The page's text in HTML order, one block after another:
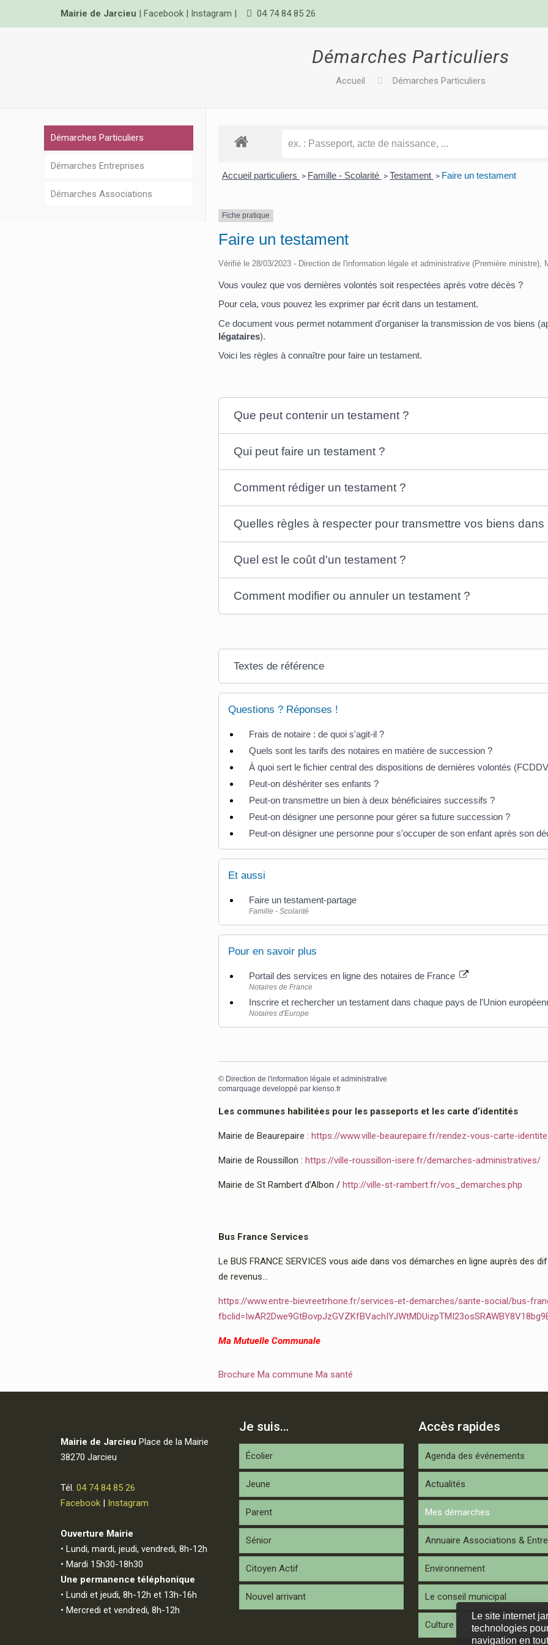
Mairie de Jarcieu | Facebook| Instagram | 04 74 84 85 26
Démarches Particuliers
Accueil Démarches Particuliers
Accueil particuliers > Famille - Scolarité > Testament > Faire un testament
Fiche pratique
Faire un testament
Vérifié le 28/03/2023 - Direction de l'information légale et administrative (Première ministre),
Vous voulez que vos dernières volontés soit respectées après votre décès ?
Pour cela, vous pouvez les exprimer par écrit dans un testament.
Ce document vous permet notamment d'organiser la transmission de vos biens
légataires).
Voici les règles à connaître pour faire un testament.
Que peut contenir un testament ?
Qui peut faire un testament ?
Comment rédiger un testament ?
Quelles règles à respecter pour transmettre vos biens
Quel est le coût d'un testament ?
Comment modifier ou annuler un testament ?
Textes de référence
Questions ? Réponses !
Frais de notaire : de quoi s'agit-il ?
Quels sont les tarifs des notaires en matière de succession ?
À quoi sert le fichier central des dispositions de dernières volontés
Peut-on déshériter ses enfants ?
Peut-on transmettre un bien à deux bénéficiaires successifs ?
Peut-on désigner une personne pour gérer sa future succession ?
Peut-on désigner une personne pour s'occuper de son enfant après son
Et aussi
Faire un testament-partage
Famille - Scolarité
Pour en savoir plus
Portail des services en ligne des notaires de France
Notaires de France
Inscrire et rechercher un testament dans chaque pays de l'Union
Notaires d'Europe
© Direction de l'information légale et administrative
comarquage developpé par kienso.fr
Les communes habilitées pour les passeports et les carte d’identités
Mairie de Beaurepaire : https://www.ville-beaurepaire.fr/rendez-vous-carte-
Mairie de Roussillon : https://ville-roussillon-isere.fr/demarches-administratives/
Mairie de St Rambert d’Albon / http://ville-st-rambert.fr/vos_demarches.php
Bus France Services
Le BUS FRANCE SERVICES vous aide dans vos démarches en ligne auprès des
de revenus…
https://www.entre-bievreetrhone.fr/services-et-demarches/sante-social/bus-
Ma Mutuelle Communale
Brochure Ma commune Ma santé
Démarches Particuliers
Démarches Entreprises
Démarches Associations
Mairie de Jarcieu Place de la Mairie
38270 Jarcieu
Tél. 04 74 84 85 26
Facebook| Instagram
Ouverture Mairie
• Lundi, mardi, jeudi, vendredi, 8h-12h
• Mardi 15h30-18h30
Une permanence téléphonique
• Lundi et jeudi, 8h-12h et 13h-16h
• Mercredi et vendredi, 8h-12h
Je suis…
Écolier
Jeune
Parent
Sénior
Citoyen Actif
Nouvel arrivant
Accès rapides
Agenda des événements
Actualités
Mes démarches
Annuaire Associations &
Environnement
Le conseil municipal
Culture & Loisirs
Le site internet
technologies
navigation en